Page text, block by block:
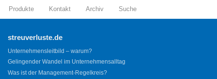
Produkte Kontakt Archiv Suche
streuverluste.de
Unternehmensleitbild – warum?
Gelingender Wandel im Unternehmensalltag
Was ist der Management-Regelkreis?